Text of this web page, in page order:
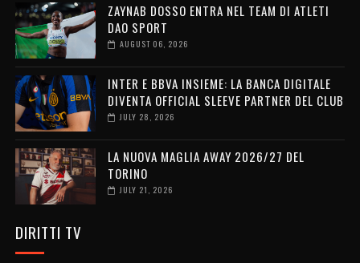
ZAYNAB DOSSO ENTRA NEL TEAM DI ATLETI
DAO SPORT
AUGUST 06, 2026
INTER E BBVA INSIEME: LA BANCA DIGITALE
DIVENTA OFFICIAL SLEEVE PARTNER DEL CLUB
JULY 28, 2026
LA NUOVA MAGLIA AWAY 2026/27 DEL
TORINO
JULY 21, 2026
DIRITTI TV